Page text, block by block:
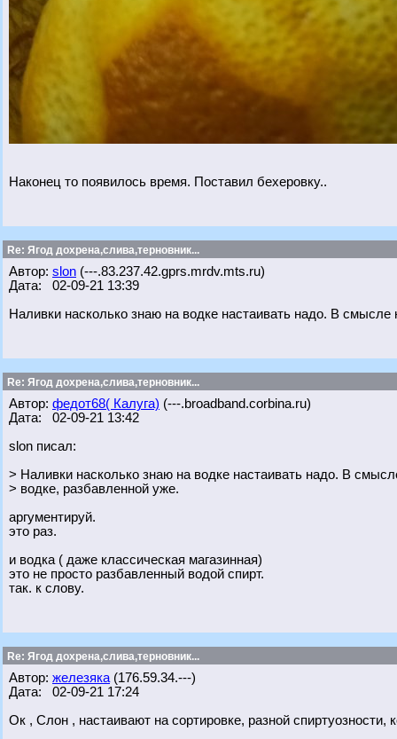
Наконец то появилось время. Поставил бехеровку..
Re: Ягод дохрена,слива,терновник...
Автор: slon (---.83.237.42.gprs.mrdv.mts.ru)
Дата: 02-09-21 13:39
Наливки насколько знаю на водке настаивать надо. В
Re: Ягод дохрена,слива,терновник...
Автор: федот68( Калуга) (---.broadband.corbina.ru)
Дата: 02-09-21 13:42
slon писал:
> Наливки насколько знаю на водке настаивать надо. В
> водке, разбавленной уже.
аргументируй.
это раз.
и водка ( даже классическая магазинная)
это не просто разбавленный водой спирт.
так. к слову.
Re: Ягод дохрена,слива,терновник...
Автор: железяка (176.59.34.---)
Дата: 02-09-21 17:24
Ок , Слон , настаивают на сортировке, разной спиртуозности,